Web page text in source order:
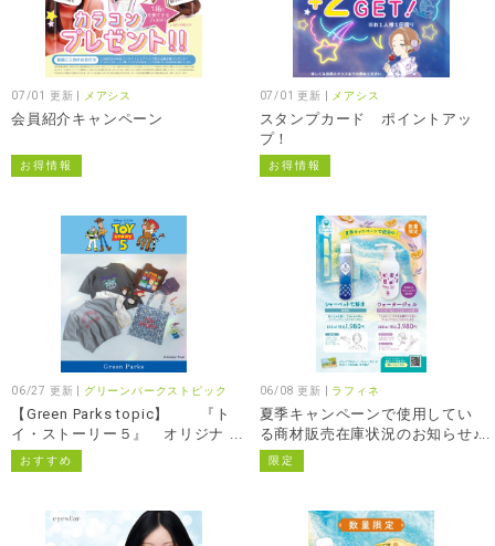
07/01 更新 | メアシス
会員紹介キャンペーン
お得情報
07/01 更新 | メアシス
スタンプカード ポイントアッ
プ！
お得情報
06/27 更新 | グリーンパークストピック
【Green Parks topic】 『ト
イ・ストーリー５』 オリジナ
ルアイテム登場 ♪
おすすめ
06/08 更新 | ラフィネ
夏季キャンペーンで使用してい
る商材販売在庫状況のお知らせ♪
【ラフィネ】
限定